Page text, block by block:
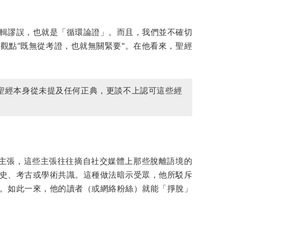
謬誤，也就是「循環論證」。而且，我們並不確切
點"既無從考證，也就無關緊要"。在他看來，聖經
本身從未提及任何正典，更談不上認可這些經
張，這些主張往往摘自社交媒體上那些脫離語境的
考古或學術共識。這種做法暗示受眾，他所駁斥
此一來，他的讀者（或網絡粉絲）就能「掙脫」